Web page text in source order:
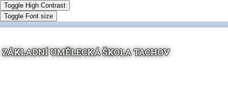
Toggle High Contrast
Toggle Font size
ZÁKLADNÍ UMĚLECKÁ ŠKOLA TACHOV